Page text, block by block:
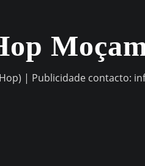
| Publicidade contacto: